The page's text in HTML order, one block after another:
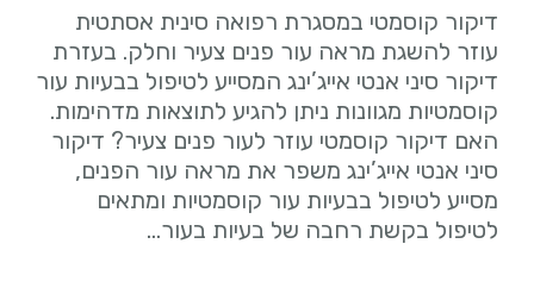
דיקור קוסמטי במסגרת רפואה סינית אסתטית
עוזר להשגת מראה עור פנים צעיר וחלק. בעזרת
דיקור סיני אנטי אייג’ינג המסייע לטיפול בבעיות עור
קוסמטיות מגוונות ניתן להגיע לתוצאות מדהימות.
האם דיקור קוסמטי עוזר לעור פנים צעיר? דיקור
סיני אנטי אייג’ינג משפר את מראה עור הפנים,
מסייע לטיפול בבעיות עור קוסמטיות ומתאים
לטיפול בקשת רחבה של בעיות בעור…